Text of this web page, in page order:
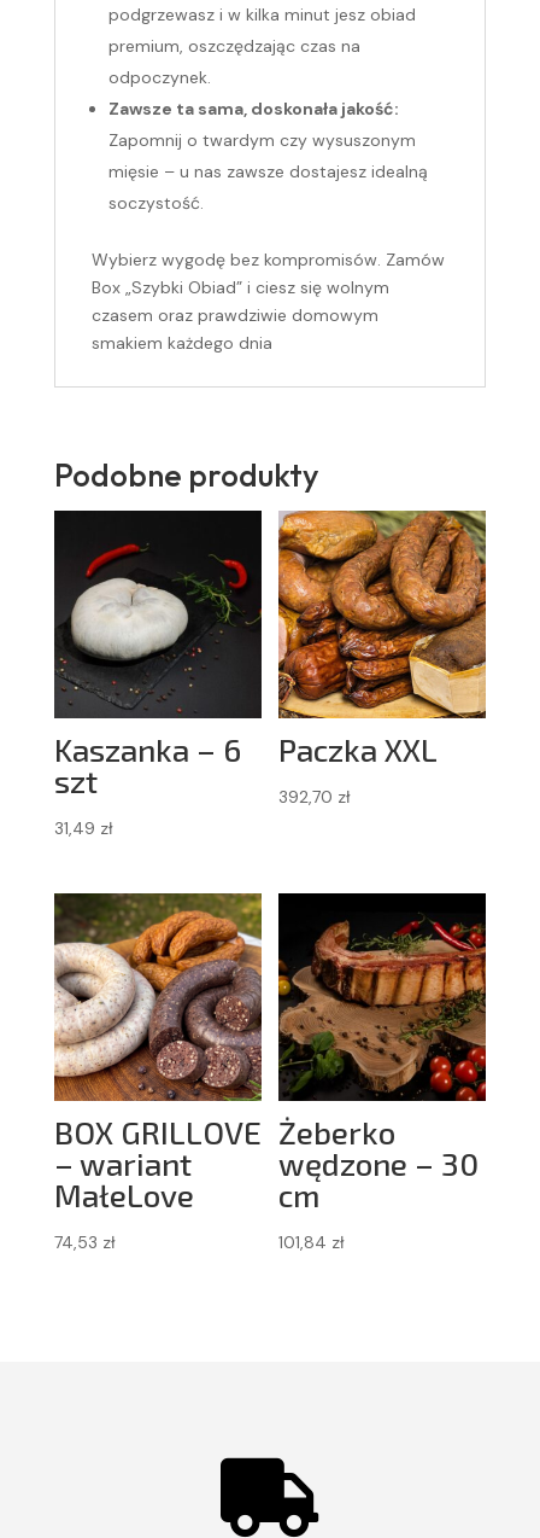
podgrzewasz i w kilka minut jesz obiad
premium, oszczędzając czas na
odpoczynek.
Zawsze ta sama, doskonała jakość:
Zapomnij o twardym czy wysuszonym
mięsie – u nas zawsze dostajesz idealną
soczystość.
Wybierz wygodę bez kompromisów. Zamów
Box „Szybki Obiad” i ciesz się wolnym
czasem oraz prawdziwie domowym
smakiem każdego dnia
Podobne produkty
Kaszanka – 6
szt
31,49 zł
Paczka XXL
392,70 zł
BOX GRILLOVE
– wariant
MałeLove
74,53 zł
Żeberko
wędzone – 30
cm
101,84 zł
